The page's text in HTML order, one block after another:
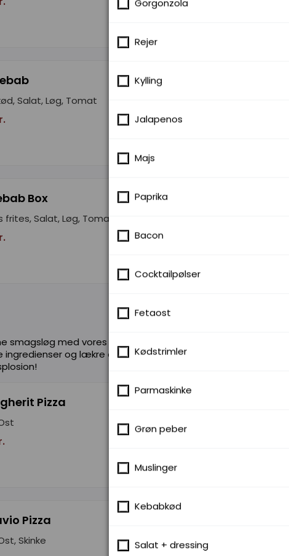
Salat, Løg, Tomat
Box
frites, Salat, Løg, Tomat
smagsløg med vores uimodståelige udvalg af pizzaer, toppet
ingredienser og lækre oste. Bestil nu og nyd den perfekte
Pizza
Pizza
Skinke
Gorgonzola
Rejer
Kylling
Jalapenos
Majs
Paprika
Bacon
Cocktailpølser
Fetaost
Kødstrimler
Parmaskinke
Grøn peber
Muslinger
Kebabkød
Salat + dressing